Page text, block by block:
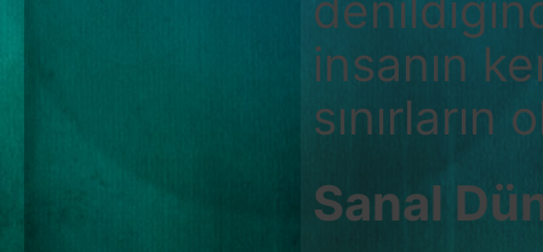
insanın
Sanal